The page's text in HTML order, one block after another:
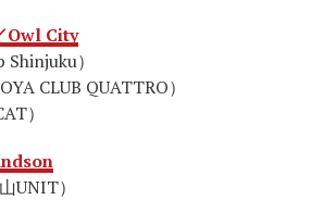
Owl City
）
CLUB QUATTRO）
）
UNIT）